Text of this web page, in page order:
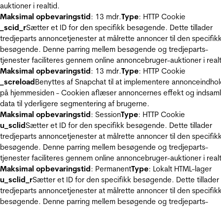
auktioner i realtid.
Maksimal opbevaringstid: 13 mdr.Type: HTTP Cookie
_scid_rSætter et ID for den specifikk besøgende. Dette tillader
tredjeparts annoncetjenester at målrette annoncer til den
besøgende. Denne parring mellem besøgende og tredjeparts-
tjenester faciliteres gennem online annoncebruger-auktioner i
Maksimal opbevaringstid: 13 mdr.Type: HTTP Cookie
_screloadBenyttes af Snapchat til at implementere
på hjemmesiden - Cookien aflæser annoncernes effekt og
data til yderligere segmentering af brugerne.
Maksimal opbevaringstid: SessionType: HTTP Cookie
u_sclidSætter et ID for den specifikk besøgende. Dette tillader
tredjeparts annoncetjenester at målrette annoncer til den
besøgende. Denne parring mellem besøgende og tredjeparts-
tjenester faciliteres gennem online annoncebruger-auktioner i
Maksimal opbevaringstid: PermanentType: Lokalt HTML-lager
u_sclid_rSætter et ID for den specifikk besøgende. Dette tillader
tredjeparts annoncetjenester at målrette annoncer til den
besøgende. Denne parring mellem besøgende og tredjeparts-